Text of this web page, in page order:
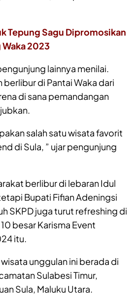
Tepung Sagu Dipromosikan
2023
lainnya menilai.
berlibur di Pantai Waka dari
di sana pemandangan
salah satu wisata favorit
di Sula, ” ujar pengunjung
berlibur di lebaran Idul
Bupati Fifian Adeningsi
SKPD juga turut refreshing di
besar Karisma Event
itu.
unggulan ini berada di
Sulabesi Timur,
Sula, Maluku Utara.